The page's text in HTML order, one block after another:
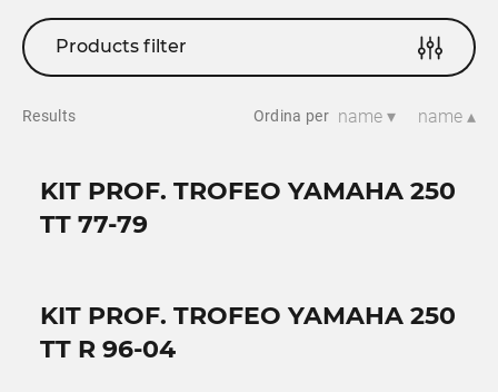
Products filter
Results Ordina per name ▾ name ▴
KIT PROF. TROFEO YAMAHA 250
TT 77-79
KIT PROF. TROFEO YAMAHA 250
TT R 96-04